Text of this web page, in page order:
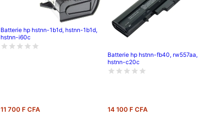
Batterie hp hstnn-1b1d, hstnn-1b1d,
hstnn-i60c
11 700 F CFA
Batterie hp hstnn-fb40, rw557aa,
hstnn-c20c
14 100 F CFA